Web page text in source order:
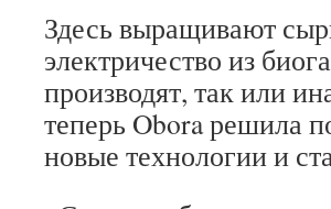
Здесь выращивают
электричество из
производят, так или
теперь Obora решила
новые технологии и